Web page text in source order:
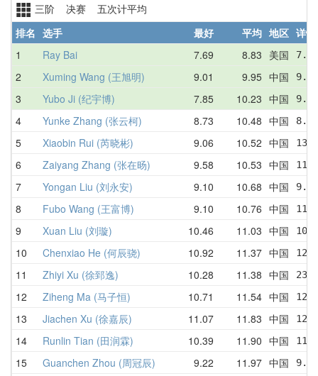
三阶 决赛 五次计平均
排名 选手 最好 平均 地区 详情
1
Ray Bai 7.69 8.83 美国
2 Xuming Wang (王旭明) 9.01 9.95 中国
3 Yubo Ji (纪宇博) 7.85 10.23 中国
4 Yunke Zhang (张云柯) 8.73 10.48 中国
5 Xiaobin Rui (芮晓彬) 9.06 10.52 中国
6 Zaiyang Zhang (张在旸) 9.58 10.53 中国
7 Yongan Liu (刘永安) 9.10 10.68 中国
8 Fubo Wang (王富博) 9.10 10.76 中国
9 Xuan Liu (刘璇) 10.46 11.03 中国
10 Chenxiao He (何辰骁) 10.92 11.37 中国
11 Zhiyi Xu (徐郅逸) 10.28 11.38 中国
12 Ziheng Ma (马子恒) 10.71 11.54 中国
13 Jiachen Xu (徐嘉辰) 11.07 11.83 中国
14 Runlin Tian (田润霖) 10.39 11.90 中国
15 Guanchen Zhou (周冠辰) 9.22 11.97 中国